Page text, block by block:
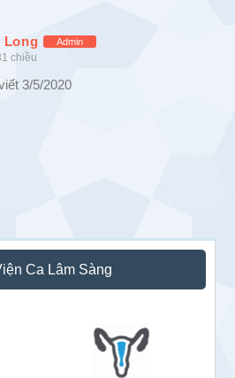
Long Admin
chiều
3/5/2020
Ca Lâm Sàng